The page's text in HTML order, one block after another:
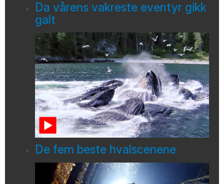
Da vårens vakreste eventyr gikk
galt
De fem beste hvalscenene